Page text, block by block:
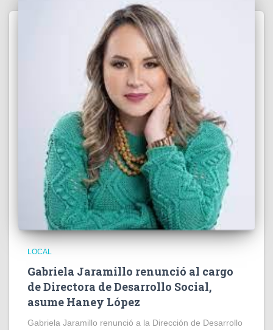
LOCAL
Gabriela Jaramillo renunció al cargo
de Directora de Desarrollo Social,
asume Haney López
Gabriela Jaramillo renunció a la Dirección de Desarrollo